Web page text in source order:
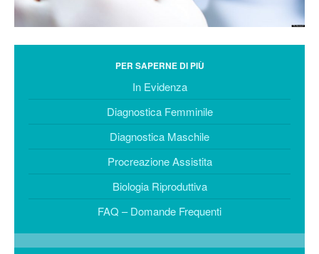
Morfologicamente Selezionati
Estrazione spermatozoi via
TESA-TESE-PESA-MESA
BIOLOGIA RIPRODUTTIVA
Spermiogramma
PCT – Post Coital Test
PER SAPERNE DI PIÙ
In Evidenza
Diagnostica Femminile
Diagnostica Maschile
Procreazione Assistita
Biologia Riproduttiva
FAQ – Domande Frequenti